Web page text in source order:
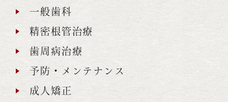
一般歯科
精密根管治療
歯周病治療
予防・メンテナンス
成人矯正